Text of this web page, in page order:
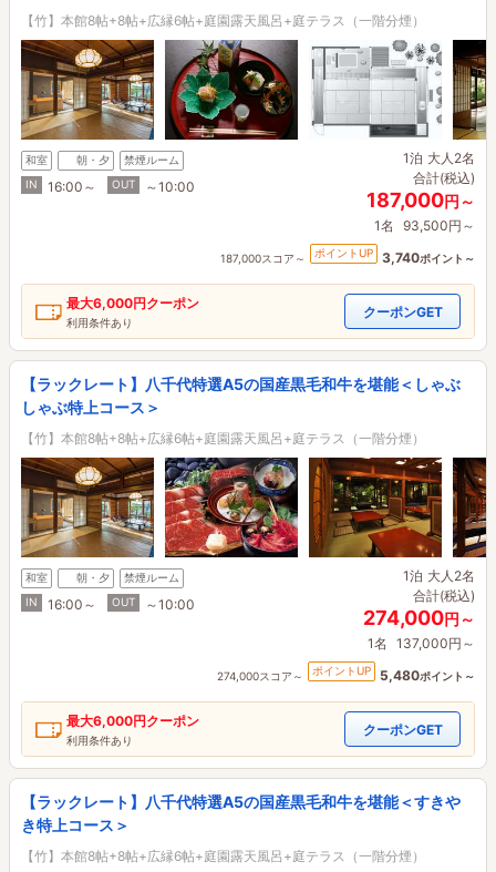
【竹】本館8帖+8帖+広縁6帖+庭園露天風呂+庭テラス（一階分煙）
和室 朝・夕
禁煙ルーム
IN
16:00～ OUT ～10:00
1泊 大人2名
合計(税込)
187,000円～
1名 93,500円～
187,000スコア～ ポイントUP 3,740ポイント～
最大6,000円クーポン
利用条件あり
クーポンGET
【ラックレート】八千代特選A5の国産黒毛和牛を堪能＜しゃぶ
しゃぶ特上コース＞
【竹】本館8帖+8帖+広縁6帖+庭園露天風呂+庭テラス（一階分煙）
和室 朝・夕
禁煙ルーム
IN
16:00～ OUT ～10:00
1泊 大人2名
合計(税込)
274,000円～
1名 137,000円～
274,000スコア～ ポイントUP 5,480ポイント～
最大6,000円クーポン
利用条件あり
クーポンGET
【ラックレート】八千代特選A5の国産黒毛和牛を堪能＜すきや
き特上コース＞
【竹】本館8帖+8帖+広縁6帖+庭園露天風呂+庭テラス（一階分煙）